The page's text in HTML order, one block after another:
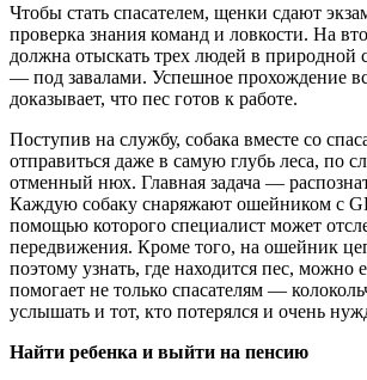
Чтобы стать спасателем, щенки сдают
проверка знания команд и ловкости. На
должна отыскать трех людей в природной
— под завалами. Успешное прохождение
доказывает, что пес готов к работе.
Поступив на службу, собака вместе со
отправиться даже в самую глубь леса, по
отменный нюх. Главная задача —
Каждую собаку снаряжают ошейником с
помощью которого специалист может
передвижения. Кроме того, на ошейник
поэтому узнать, где находится пес, можно
помогает не только спасателям —
услышать и тот, кто потерялся и очень
Найти ребенка и выйти на пенсию